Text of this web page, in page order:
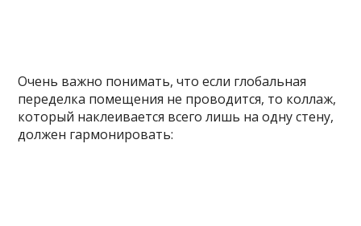
Очень важно понимать, что если глобальная
переделка помещения не проводится, то коллаж,
который наклеивается всего лишь на одну стену,
должен гармонировать: